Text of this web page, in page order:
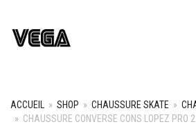
ACCUEIL » SHOP » CHAUSSURE SKATE »
» CHAUSSURE CONVERSE CONS LOPEZ PRO